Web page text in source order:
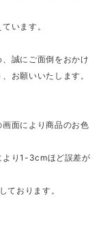
います。
誠にご面倒をおかけ
お願いいたします。
画面により商品のお色
より1-3cmほど誤差が
ております。